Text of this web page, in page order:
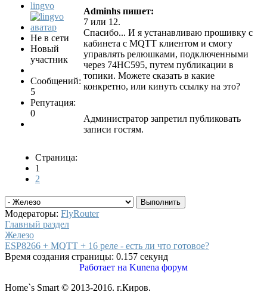
lingvo
Не в сети
Новый
участник
Сообщений:
5
Репутация:
0
Adminhs пишет:
7 или 12.
Спасибо... И я устанавливаю прошивку с
кабинета с MQTT клиентом и смогу
управлять релюшками, подключенными
через 74HC595, путем публикации в
топики. Можете сказать в какие
конкретно, или кинуть ссылку на это?
Администратор запретил публиковать
записи гостям.
Страница:
1
2
Модераторы: FlyRouter
Главный раздел
Железо
ESP8266 + MQTT + 16 реле - есть ли что готовое?
Время создания страницы: 0.157 секунд
Работает на Kunena форум
Home`s Smart © 2013-2016. г.Киров.